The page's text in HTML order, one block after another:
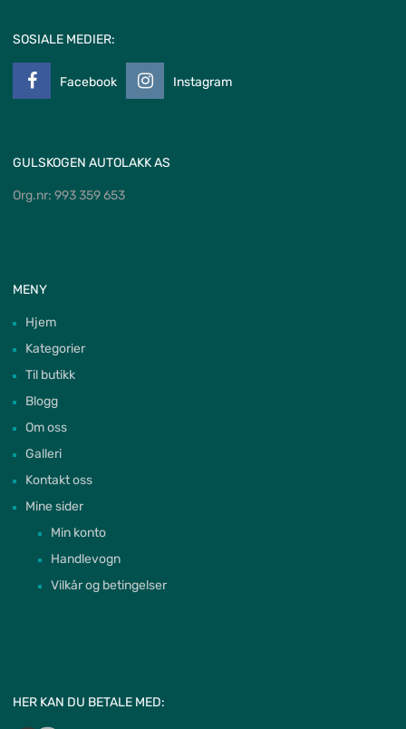
SOSIALE MEDIER:
Facebook Instagram
GULSKOGEN AUTOLAKK AS
Org.nr: 993 359 653
MENY
Hjem
Kategorier
Til butikk
Blogg
Om oss
Galleri
Kontakt oss
Mine sider
Min konto
Handlevogn
Vilkår og betingelser
HER KAN DU BETALE MED: